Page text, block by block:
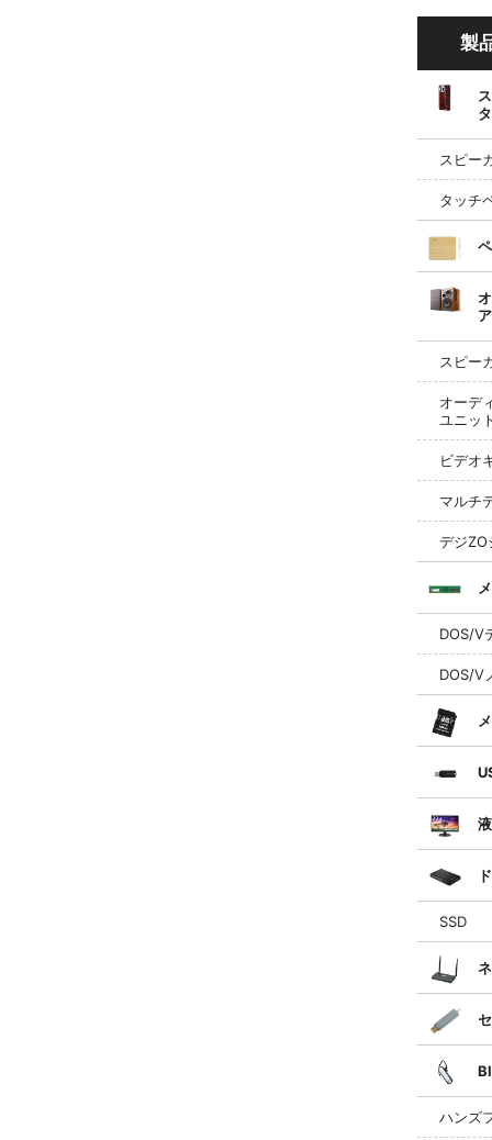
製
スピー
タッチ
スピー
オーデ
ユニッ
ビデオ
マルチ
デジZO
DOS/V
DOS/V
SSD
ハンズ